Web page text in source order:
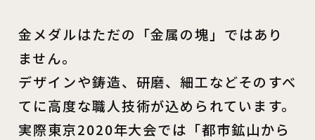
金メダルはただの「金属の塊」ではあり
ません。
デザインや鋳造、研磨、細工などそのすべ
てに高度な職人技術が込められています。
実際東京2020年大会では「都市鉱山から